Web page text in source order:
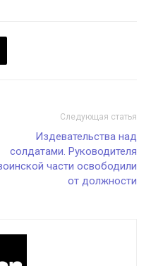
Следующая статья
Издевательства над
солдатами. Руководителя
части освободили
от должности